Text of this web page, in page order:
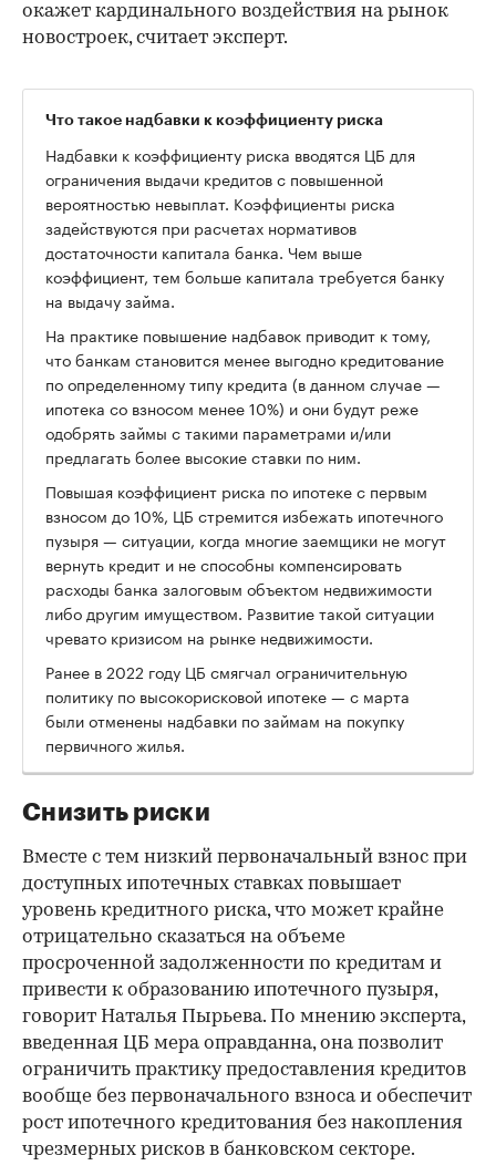
окажет кардинального воздействия на рынок
новостроек, считает эксперт.
00:00
Что такое надбавки к коэффициенту риска
Надбавки к коэффициенту риска вводятся ЦБ для
ограничения выдачи кредитов с повышенной
вероятностью невыплат. Коэффициенты риска
задействуются при расчетах нормативов
достаточности капитала банка. Чем выше
коэффициент, тем больше капитала требуется банку
на выдачу займа.
На практике повышение надбавок приводит к тому,
что банкам становится менее выгодно кредитование
по определенному типу кредита (в данном случае —
ипотека со взносом менее 10%) и они будут реже
одобрять займы с такими параметрами и/или
предлагать более высокие ставки по ним.
Повышая коэффициент риска по ипотеке с первым
взносом до 10%, ЦБ стремится избежать ипотечного
пузыря — ситуации, когда многие заемщики не могут
вернуть кредит и не способны компенсировать
расходы банка залоговым объектом недвижимости
либо другим имуществом. Развитие такой ситуации
чревато кризисом на рынке недвижимости.
Ранее в 2022 году ЦБ смягчал ограничительную
политику по высокорисковой ипотеке — с марта
были отменены надбавки по займам на покупку
первичного жилья.
Снизить риски
Вместе с тем низкий первоначальный взнос при
доступных ипотечных ставках повышает
уровень кредитного риска, что может крайне
отрицательно сказаться на объеме
просроченной задолженности по кредитам и
привести к образованию ипотечного пузыря,
говорит Наталья Пырьева. По мнению эксперта,
введенная ЦБ мера оправданна, она позволит
ограничить практику предоставления кредитов
вообще без первоначального взноса и обеспечит
рост ипотечного кредитования без накопления
чрезмерных рисков в банковском секторе.